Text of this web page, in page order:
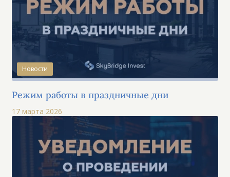
Новости
Режим работы в праздничные дни
17 марта 2026